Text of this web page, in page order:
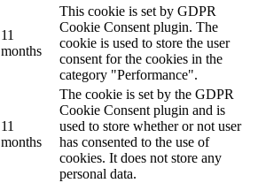
11
months
This cookie is set by GDPR
Cookie Consent plugin. The
cookie is used to store the user
consent for the cookies in the
category "Performance".
11
months
The cookie is set by the GDPR
Cookie Consent plugin and is
used to store whether or not user
has consented to the use of
cookies. It does not store any
personal data.